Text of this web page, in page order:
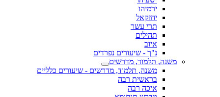
ירמיהו
יחזקאל
תרי עשר
תהילים
איוב
נ"ך - שיעורים נפרדים
משנה, תלמוד, מדרשים
משנה, תלמוד, מדרשים - שיעורים כלליים
בראשית רבה
איכה רבה